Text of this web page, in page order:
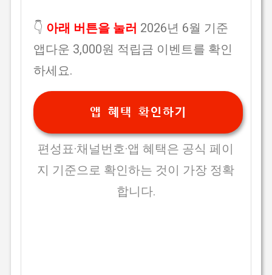
👇 아래 버튼을 눌러 2026년 6월 기준
앱다운 3,000원 적립금 이벤트를 확인
하세요.
앱 혜택 확인하기
편성표·채널번호·앱 혜택은 공식 페이
지 기준으로 확인하는 것이 가장 정확
합니다.